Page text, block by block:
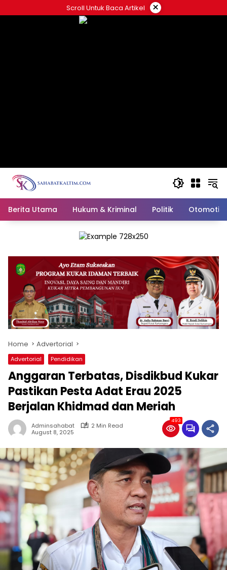
to
Scroll Untuk Baca Artikel ×
Berita Utama Hukum & Kriminal Politik Otomotif
Home Advertorial
Advertorial Pendidikan
Anggaran Terbatas, Disdikbud Kukar
Pastikan Pesta Adat Erau 2025
Berjalan Khidmad dan Meriah
Adminsahabat
2 Min Read
August 8, 2025
493